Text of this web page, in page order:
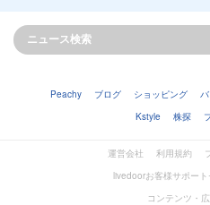
Peachy ブログ ショッピング
Kstyle
株探
運営会社 利用規約
livedoorお客様サポート
コンテンツ・